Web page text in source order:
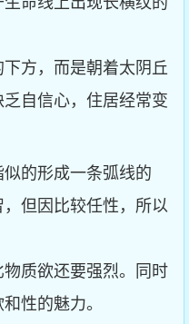
方，而是朝着太阴丘
自信心，住居经常变
的形成一条弧线的
但因比较任性，所以
质欲还要强烈。同时
欲和性的魅力。